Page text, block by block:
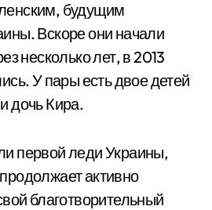
будущим
Вскоре они начали
несколько лет, в 2013
У пары есть двое детей
дочь Кира.
первой леди Украины,
активно
благотворительный